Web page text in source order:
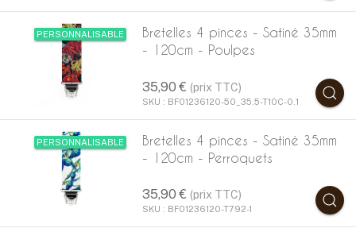
PERSONNALISABLE
Bretelles 4 pinces - Satiné 35mm
- 120cm - Poulpes
35,90 € (prix TTC)
SKU : BF01236120-50_35.5-T10C-0.1
PERSONNALISABLE
Bretelles 4 pinces - Satiné 35mm
- 120cm - Perroquets
35,90 € (prix TTC)
SKU : BF01236120-T792-1